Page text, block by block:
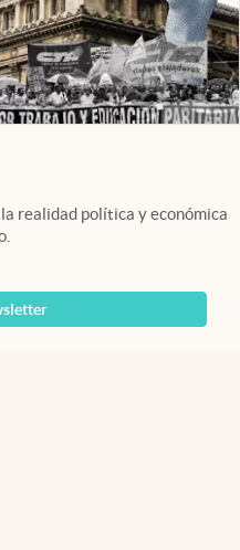
realidad política y económica